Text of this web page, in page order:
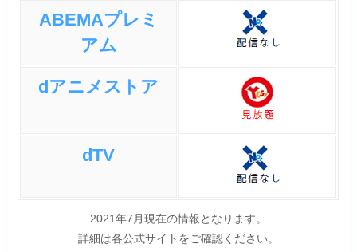
みんなの感想やネタバレを見る
ABEMAプレミ
アム
dアニメストア
dTV
2021年7月現在の情報となります。
詳細は各公式サイトをご確認ください。